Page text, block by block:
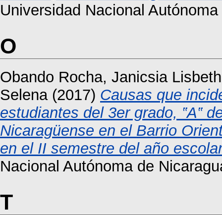
Universidad Nacional
O
Obando Rocha, Janicsia Lisbeth
Selena(2017) Causas que
estudiantes del 3er grado, ‟A‟
Nicaragüense en el Barrio
en el II semestre del año
Nacional Autónoma de
T